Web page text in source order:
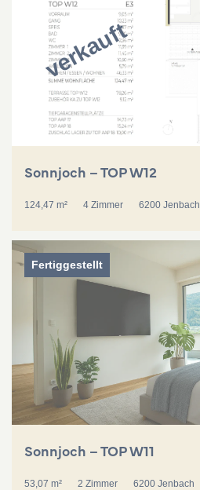
verkauft
Sonnjoch – TOP W12
124,47 m² 4 Zimmer 6200 Jenbach
Fertiggestellt
Sonnjoch – TOP W11
53,07 m² 2 Zimmer 6200 Jenbach